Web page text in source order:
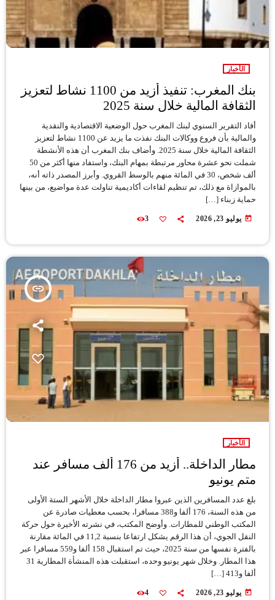
الأخبار
بنك المغرب: تنفيذ أزيد من 1100 نشاط لتعزيز
الثقافة المالية خلال سنة 2025
أفاد التقرير السنوي لبنك المغرب حول الوضعية الاقتصادية والنقدية
والمالية بأن فروع ووكالات البنك نفذت ما يزيد عن 1100 نشاط لتعزيز
الثقافة المالية خلال سنة 2025. وأضاف بنك المغرب أن هذه الأنشطة
شملت نحو عشرة محاور مرتبطة بمهام البنك، واستفاد منها أكثر من 50
ألف شخص، 30 في المائة منهم بالوسط القروي. وأبرز المصدر ذاته أنه،
بالموازاة مع ذلك، تم تنظيم لقاءات أكاديمية تناولت عدة مواضيع، من بينها
حماية زبناء […]
today يوليو 23, 2026 3
insert_link
الأخبار
مطار الداخلة.. أزيد من 176 ألف مسافر عند
متم يونيو
بلغ عدد المسافرين الذين عبروا مطار الداخلة خلال الأشهر الستة الأولى
من هذه السنة، 176 ألفا و388 مسافرا، بحسب معطيات صادرة عن
المكتب الوطني للمطارات. وأوضح المكتب، في نشرته الأخيرة حول حركة
النقل الجوي، أن هذا الرقم يشكل ارتفاعا بنسبة 11,2 في المائة مقارنة
بالفترة نفسها من سنة 2025، حيث تم استقبال 158 ألفا و559 مسافرا عبر
هذا المطار. وخلال شهر يونيو وحده، استقبلت هذه المنشأة المطارية 31
ألفا و413 […]
today يوليو 23, 2026 4